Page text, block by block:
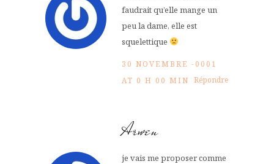
faudrait qu’elle mange un
peu la dame, elle est
squelettique
30 NOVEMBRE -0001
AT 0 H 00 MIN Répondre
Arwen
je vais me proposer comme